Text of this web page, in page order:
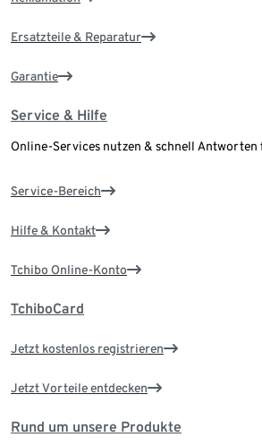
Ersatzteile & Reparatur
Garantie
Service & Hilfe
Online-Services nutzen & schnell Antworten
Service-Bereich
Hilfe & Kontakt
Tchibo Online-Konto
TchiboCard
Jetzt kostenlos registrieren
Jetzt Vorteile entdecken
Rund um unsere Produkte